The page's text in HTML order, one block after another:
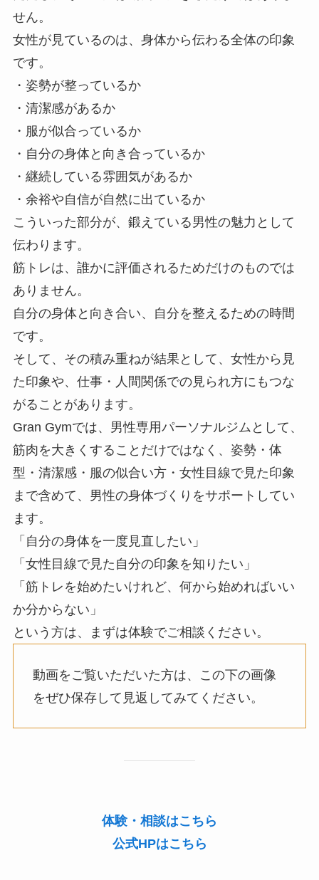
せん。
女性が見ているのは、身体から伝わる全体の印象
です。
・姿勢が整っているか
・清潔感があるか
・服が似合っているか
・自分の身体と向き合っているか
・継続している雰囲気があるか
・余裕や自信が自然に出ているか
こういった部分が、鍛えている男性の魅力として
伝わります。
筋トレは、誰かに評価されるためだけのものでは
ありません。
自分の身体と向き合い、自分を整えるための時間
です。
そして、その積み重ねが結果として、女性から見
た印象や、仕事・人間関係での見られ方にもつな
がることがあります。
Gran Gymでは、男性専用パーソナルジムとして、
筋肉を大きくすることだけではなく、姿勢・体
型・清潔感・服の似合い方・女性目線で見た印象
まで含めて、男性の身体づくりをサポートしてい
ます。
「自分の身体を一度見直したい」
「女性目線で見た自分の印象を知りたい」
「筋トレを始めたいけれど、何から始めればいい
か分からない」
という方は、まずは体験でご相談ください。
動画をご覧いただいた方は、この下の画像
をぜひ保存して見返してみてください。
体験・相談はこちら
公式HPはこちら